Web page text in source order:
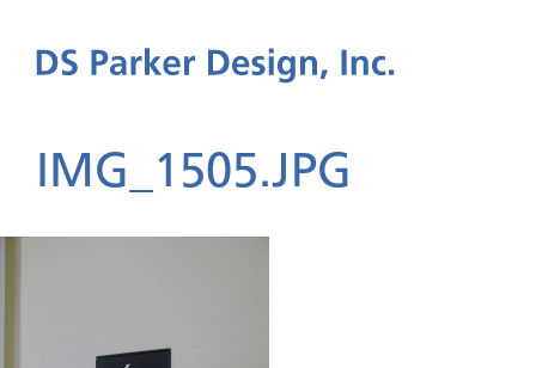
IMG_1505.JPG